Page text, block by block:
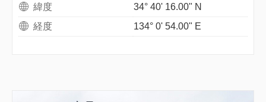
緯度
34° 40' 16.00" N
経度
134° 0' 54.00" E